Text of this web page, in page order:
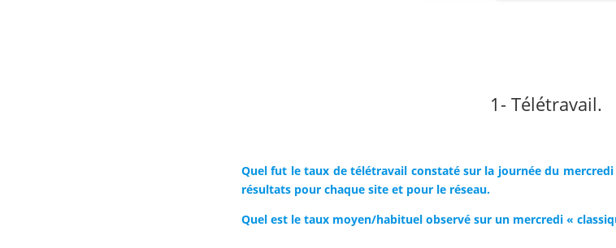
1- Télétravail.
Quel fut le taux de télétravail constaté sur la journée du
résultats pour chaque site et pour le réseau.
Quel est le taux moyen/habituel observé sur un mercredi «